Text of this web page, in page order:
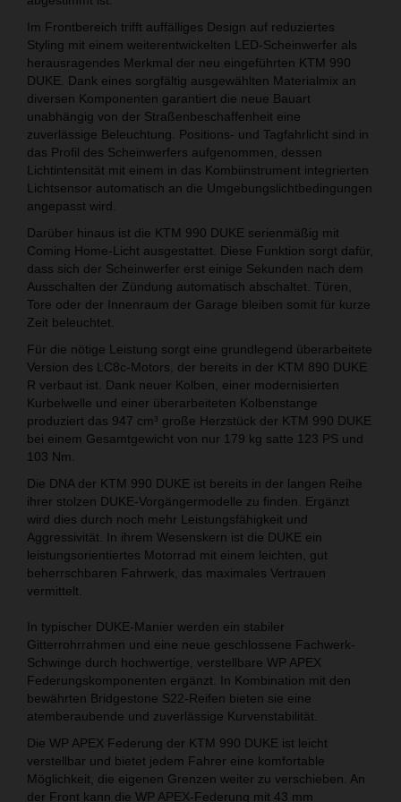
Im Frontbereich trifft auffälliges Design auf reduziertes
Styling mit einem weiterentwickelten LED-Scheinwerfer als
herausragendes Merkmal der neu eingeführten KTM 990
DUKE. Dank eines sorgfältig ausgewählten Materialmix an
diversen Komponenten garantiert die neue Bauart
unabhängig von der Straßenbeschaffenheit eine
zuverlässige Beleuchtung. Positions- und Tagfahrlicht sind in
das Profil des Scheinwerfers aufgenommen, dessen
Lichtintensität mit einem in das Kombiinstrument integrierten
Lichtsensor automatisch an die Umgebungslichtbedingungen
angepasst wird.
Darüber hinaus ist die KTM 990 DUKE serienmäßig mit
Coming Home-Licht ausgestattet. Diese Funktion sorgt dafür,
dass sich der Scheinwerfer erst einige Sekunden nach dem
Ausschalten der Zündung automatisch abschaltet. Türen,
Tore oder der Innenraum der Garage bleiben somit für kurze
Zeit beleuchtet.
Für die nötige Leistung sorgt eine grundlegend überarbeitete
Version des LC8c-Motors, der bereits in der KTM 890 DUKE
R verbaut ist. Dank neuer Kolben, einer modernisierten
Kurbelwelle und einer überarbeiteten Kolbenstange
produziert das 947 cm³ große Herzstück der KTM 990 DUKE
bei einem Gesamtgewicht von nur 179 kg satte 123 PS und
103 Nm.
Die DNA der KTM 990 DUKE ist bereits in der langen Reihe
ihrer stolzen DUKE-Vorgängermodelle zu finden. Ergänzt
wird dies durch noch mehr Leistungsfähigkeit und
Aggressivität. In ihrem Wesenskern ist die DUKE ein
leistungsorientiertes Motorrad mit einem leichten, gut
beherrschbaren Fahrwerk, das maximales Vertrauen
vermittelt.
In typischer DUKE-Manier werden ein stabiler
Gitterrohrrahmen und eine neue geschlossene Fachwerk-
Schwinge durch hochwertige, verstellbare WP APEX
Federungskomponenten ergänzt. In Kombination mit den
bewährten Bridgestone S22-Reifen bieten sie eine
atemberaubende und zuverlässige Kurvenstabilität.
Die WP APEX Federung der KTM 990 DUKE ist leicht
verstellbar und bietet jedem Fahrer eine komfortable
Möglichkeit, die eigenen Grenzen weiter zu verschieben. An
der Front kann die WP APEX-Federung mit 43 mm